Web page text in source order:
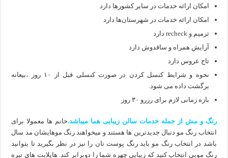
امکان ارائه خدمات در سایر کشورها دارد
امکان ارائه خدمات در شهرستان‌ها دارد
ترمیم و recheck دارد
آرایش همراه و ساقدوش دارد
تاج عروس دارد
نحوه و شرایط کنسل کردن در صورت کنسلی قبل از ۱۰ روز ،بیعانه
برگشت داده می شود.
بازه زمانی لازم برای رزرو ۳۰ روز
رنگ و مش از جمله خدمات سالن زیبایی هما میباشد.خانم ها معمولا برای
انتخاب رنگ مو دنبال جدیدترین ها هستند و میخواهند رنگ موهایشان مد سال
باشد در انتخاب رنگ مو باید رنگ پوست تان را نیز در نظر بگیرید تا بتوانید
رنگ مویی انتخاب کنید که زیبایی چهره شما را دوبرابر کند. هایلایت های تیره